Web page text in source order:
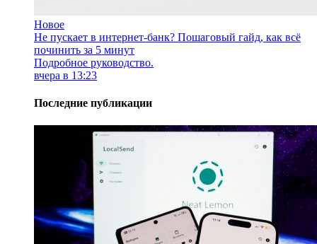
Новое
Не пускает в интернет-банк? Пошаговый гайд, как всё
починить за 5 минут
Подробное руководство.
вчера в 13:23
Последние публикации